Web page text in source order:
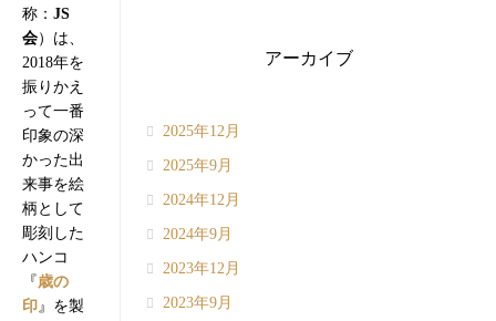
称： JS
会）は、
2018年を
振りかえ
って一番
印象の深
かった出
来事を絵
柄として
彫刻した
ハンコ
『 歳の
印』を製
アーカイブ
2025年12月
2025年9月
2024年12月
2024年9月
2023年12月
2023年9月